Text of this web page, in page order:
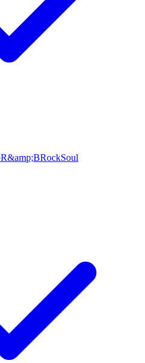
R&amp;BRockSoul